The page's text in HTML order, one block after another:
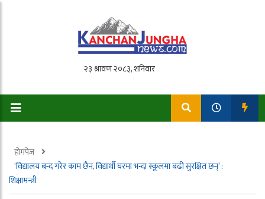
होमपेज
‘विद्यालय बन्द गरेर काम छैन, विद्यार्थी घरमा भन्दा स्कूलमा बढी सुरक्षित छन्’ :
शिक्षामन्त्री